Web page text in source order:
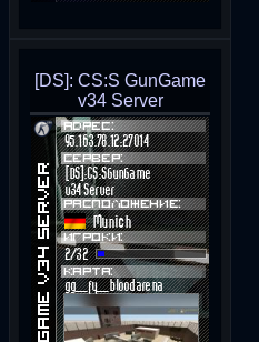
[DS]: CS:S GunGame
v34 Server